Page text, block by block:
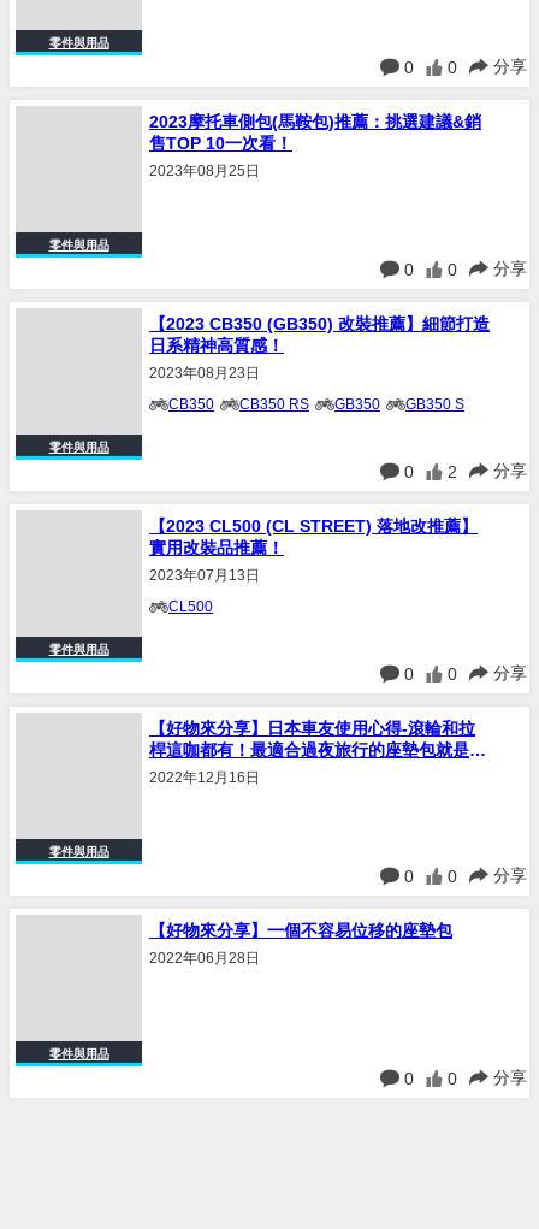
零件與用品
0 0 分享
零件與用品
2023摩托車側包(馬鞍包)推薦：挑選建議&銷
售TOP 10一次看！
2023年08月25日
0 0 分享
零件與用品
【2023 CB350 (GB350) 改裝推薦】細節打造
日系精神高質感！
2023年08月23日
CB350 CB350 RS GB350 GB350 S
0 2 分享
零件與用品
【2023 CL500 (CL STREET) 落地改推薦】
實用改裝品推薦！
2023年07月13日
CL500
0 0 分享
零件與用品
【好物來分享】日本車友使用心得-滾輪和拉
桿這咖都有！最適合過夜旅行的座墊包就是你
了！
2022年12月16日
0 0 分享
零件與用品
【好物來分享】一個不容易位移的座墊包
2022年06月28日
0 0 分享